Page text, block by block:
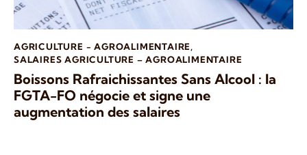
AGRICULTURE - AGROALIMENTAIRE,
SALAIRES AGRICULTURE – AGROALIMENTAIRE
Boissons Rafraichissantes Sans Alcool : la
FGTA-FO négocie et signe une
augmentation des salaires